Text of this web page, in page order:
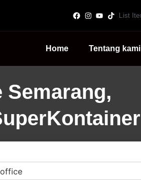
List
Home Tentang kami
Semarang,